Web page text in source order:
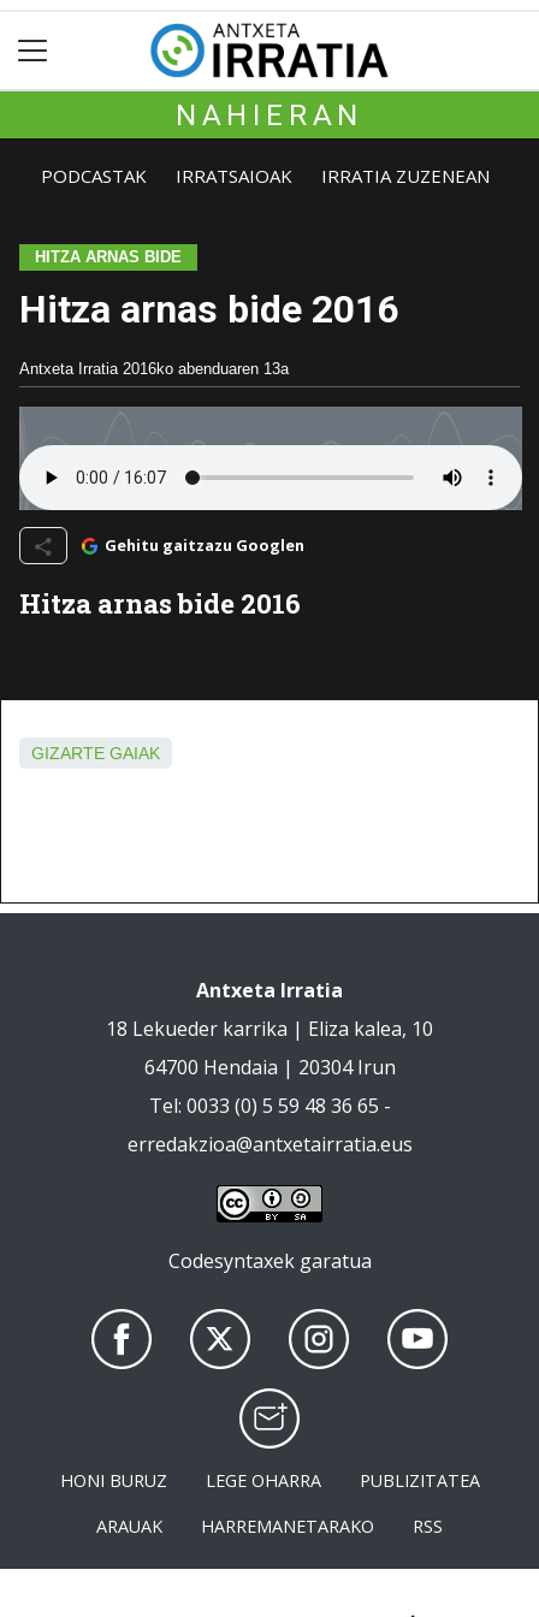
NAHIERAN
PODCASTAK IRRATSAIOAK IRRATIA ZUZENEAN
HITZA ARNAS BIDE
Hitza arnas bide 2016
Antxeta Irratia 2016ko abenduaren 13a
Gehitu gaitzazu Googlen
Hitza arnas bide 2016
GIZARTE GAIAK
Antxeta Irratia
18 Lekueder karrika | Eliza kalea, 10
64700 Hendaia | 20304 Irun
Tel: 0033 (0) 5 59 48 36 65 -
erredakzioa@antxetairratia.eus
Codesyntaxek garatua
HONI BURUZ LEGE OHARRA
PUBLIZITATEA
ARAUAK
HARREMANETARAKO RSS